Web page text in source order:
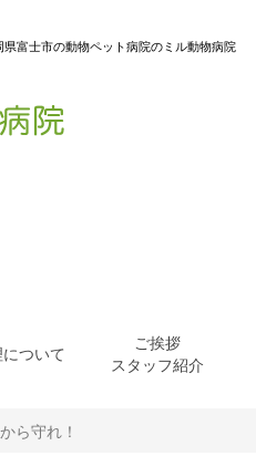
富士市の動物ペット病院のミル動物病院
ついて
ご挨拶
スタッフ紹介
ら守れ！